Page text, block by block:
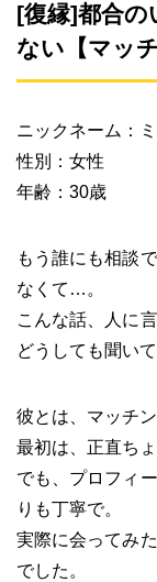
[復縁]都合の
ない【マッ
ニックネーム：
性別：女性
年齢：30歳
もう誰にも相談
なくて…。
こんな話、人に
どうしても聞い
彼とは、マッチ
最初は、正直ち
でも、プロフィ
りも丁寧で。
実際に会ってみ
でした。